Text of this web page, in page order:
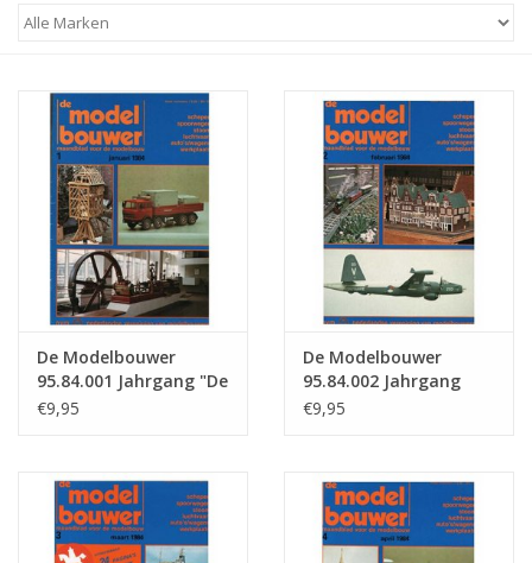
Maschinen
Zeitschriften
Neue Zeichnungen
NEUE ZEITSCHRIFTEN
ABONNEMENT DER
MODELLBAUER
De Modelbouwer
95.84.001 Jahrgang "De
Modelbouwer"
€9,95
De Modelbouwer
95.84.002 Jahrgang
"Der Modellbauer"
€9,95